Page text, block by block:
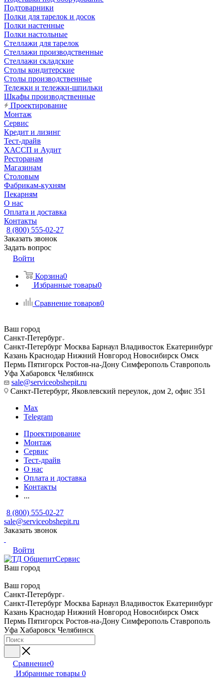
Подтоварники
Полки для тарелок и досок
Полки настенные
Полки настольные
Стеллажи для тарелок
Стеллажи производственные
Стеллажи складские
Столы кондитерские
Столы производственные
Тележки и тележки-шпильки
Шкафы производственные
Проектирование
Монтаж
Сервис
Кредит и лизинг
Тест-драйв
ХАССП и Аудит
Ресторанам
Магазинам
Столовым
Фабрикам-кухням
Пекарням
О нас
Оплата и доставка
Контакты
8 (800) 555-02-27
Заказать звонок
Задать вопрос
Войти
Корзина0
Избранные товары0
Сравнение товаров0
Ваш город
Санкт-Петербург
Санкт-Петербург Москва Барнаул Владивосток Екатеринбург
Казань Краснодар Нижний Новгород Новосибирск Омск
Пермь Пятигорск Ростов-на-Дону Симферополь Ставрополь
Уфа Хабаровск Челябинск
sale@serviceobshepit.ru
Санкт-Петербург, Яковлевский переулок, дом 2, офис 351
Max
Telegram
Проектирование
Монтаж
Сервис
Тест-драйв
О нас
Оплата и доставка
Контакты
...
8 (800) 555-02-27
sale@serviceobshepit.ru
Заказать звонок
Войти
Ваш город
Ваш город
Санкт-Петербург
Санкт-Петербург Москва Барнаул Владивосток Екатеринбург
Казань Краснодар Нижний Новгород Новосибирск Омск
Пермь Пятигорск Ростов-на-Дону Симферополь Ставрополь
Уфа Хабаровск Челябинск
Сравнение0
Избранные товары 0